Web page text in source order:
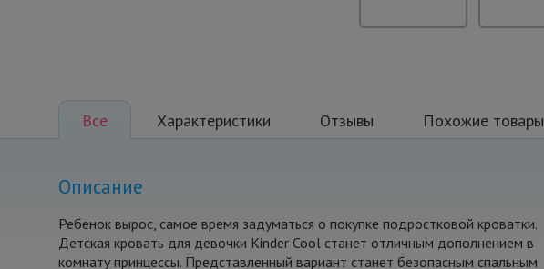
Все Характеристики Отзывы Похожие товары
Описание
Ребенок вырос, самое время задуматься о покупке подростковой кроватки.
Детская кровать для девочки Kinder Cool станет отличным дополнением в
комнату принцессы. Представленный вариант станет безопасным спальным